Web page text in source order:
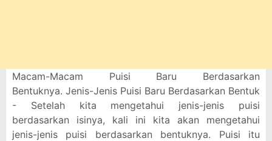
Macam-Macam Puisi Baru Berdasarkan
Bentuknya. Jenis-Jenis Puisi Baru Berdasarkan Bentuk
- Setelah kita mengetahui jenis-jenis puisi
berdasarkan isinya, kali ini kita akan mengetahui
jenis-jenis puisi berdasarkan bentuknya. Puisi itu